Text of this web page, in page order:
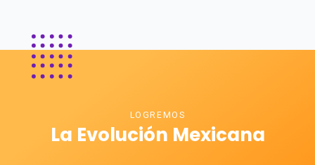
LOGREMOS
La Evolución Mexicana